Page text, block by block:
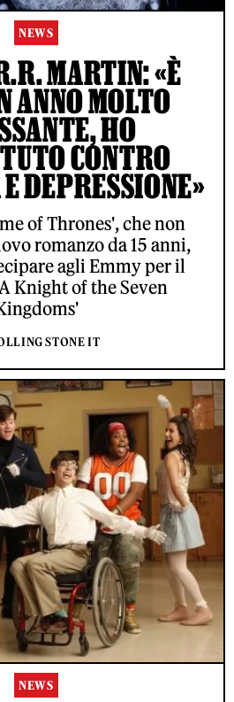
NEWS
MARTIN: «È
ANNO MOLTO
HO
CONTRO
DEPRESSIONE»
of Thrones', che non
romanzo da 15 anni,
agli Emmy per il
Knight of the Seven
STONE IT
NEWS